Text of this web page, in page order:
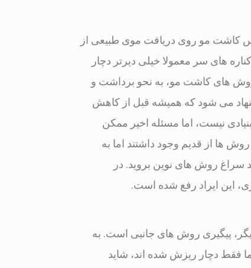
کاشت مو روی دریافت موی طبیعی از
های سر معمولا خیلی دیرتر دچار
های کاشت مو، به نحو برداشت و
می شود که همیشه قبل از کاهش
نیست، اما مسئله اخیر ممکن
ها از قدیم وجود داشتند اما به
سراغ روش های نوین بروید. در
این ایراد رفع شده است.
پیگیری روش های جانبی است. به
فقط دچار ریزش شده اند، شاید